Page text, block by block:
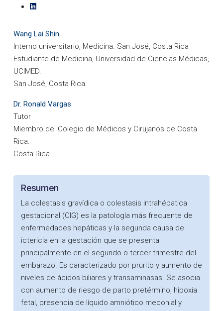
Wang Lai Shin
Interno universitario, Medicina. San José, Costa Rica
Estudiante de Medicina, Universidad de Ciencias Médicas,
UCIMED.
San José, Costa Rica.
Dr. Ronald Vargas
Tutor
Miembro del Colegio de Médicos y Cirujanos de Costa
Rica.
Costa Rica.
Resumen
La colestasis gravídica o colestasis intrahépatica
gestacional (CIG) es la patología más frecuente de
enfermedades hepáticas y la segunda causa de
ictericia en la gestación que se presenta
principalmente en el segundo o tercer trimestre del
embarazo. Es caracterizado por prurito y aumento de
niveles de ácidos biliares y transaminasas. Se asocia
con aumento de riesgo de parto pretérmino, hipoxia
fetal, presencia de líquido amniótico meconial y